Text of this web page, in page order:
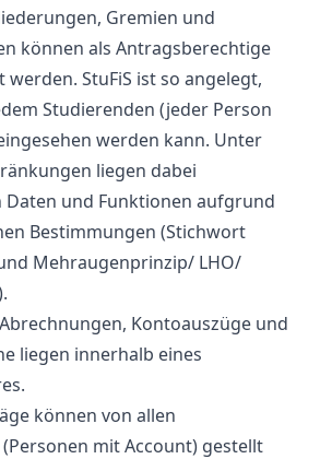
Gremien und
können als Antragsberechtige
StuFiS ist so angelegt,
Studierenden (jeder Person
werden kann. Unter
liegen dabei
Daten und Funktionen aufgrund
Bestimmungen (Stichwort
Mehraugenprinzip/ LHO/
Kontoauszüge und
liegen innerhalb eines
können von allen
mit Account) gestellt